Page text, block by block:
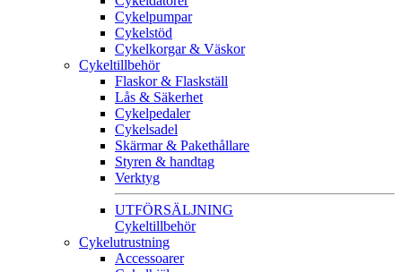
Cykelpumpar
Cykelstöd
Cykelkorgar & Väskor
Cykeltillbehör
Flaskor & Flaskställ
Lås & Säkerhet
Cykelpedaler
Cykelsadel
Skärmar & Pakethållare
Styren & handtag
Verktyg
UTFÖRSÄLJNING
Cykeltillbehör
Cykelutrustning
Accessoarer